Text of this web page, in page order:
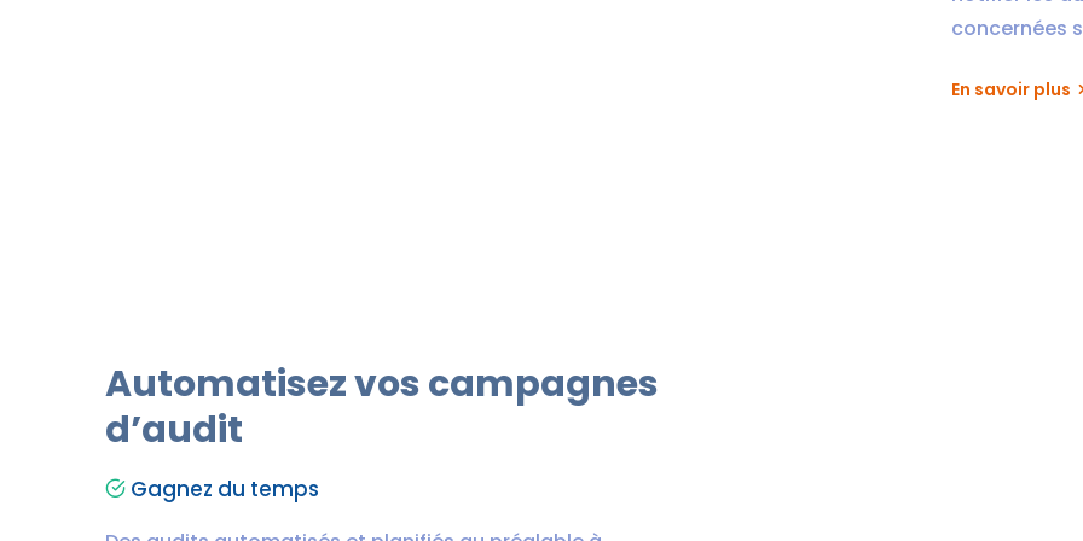
concernées
En savoir plus
Automatisez vos campagnes
d’audit
Gagnez du temps